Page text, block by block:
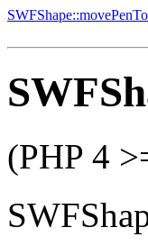
SWFShape::movePenTo
(PHP 4